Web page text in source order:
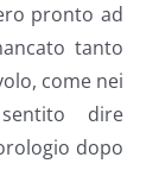
pronto ad
tanto
come nei
dire
dopo